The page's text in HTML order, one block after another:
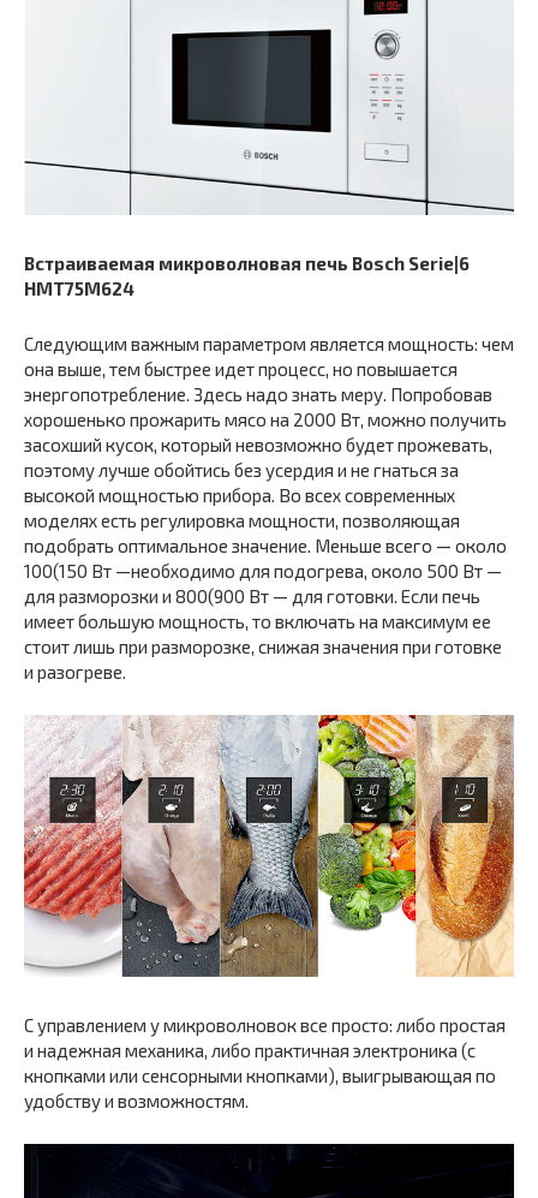
Встраиваемая микроволновая печь Bosch Serie|6
HMT75M624
Следующим важным параметром является мощность: чем
она выше, тем быстрее идет процесс, но повышается
энергопотребление. Здесь надо знать меру. Попробовав
хорошенько прожарить мясо на 2000 Вт, можно получить
засохший кусок, который невозможно будет прожевать,
поэтому лучше обойтись без усердия и не гнаться за
высокой мощностью прибора. Во всех современных
моделях есть регулировка мощности, позволяющая
подобрать оптимальное значение. Меньше всего — около
100(150 Вт —необходимо для подогрева, около 500 Вт —
для разморозки и 800(900 Вт — для готовки. Если печь
имеет большую мощность, то включать на максимум ее
стоит лишь при разморозке, снижая значения при готовке
и разогреве.
С управлением у микроволновок все просто: либо простая
и надежная механика, либо практичная электроника (с
кнопками или сенсорными кнопками), выигрывающая по
удобству и возможностям.